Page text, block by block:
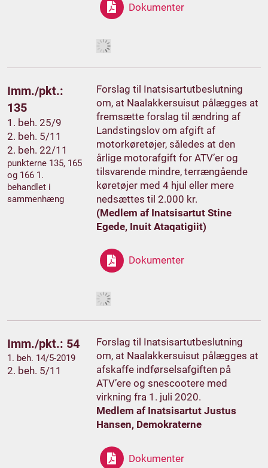
Dokumenter
Imm./pkt.:
135
1. beh. 25/9
2. beh. 5/11
2. beh. 22/11
punkterne 135, 165
og 166 1.
behandlet i
sammenhæng
Forslag til Inatsisartutbeslutning
om, at Naalakkersuisut pålægges at
fremsætte forslag til ændring af
Landstingslov om afgift af
motorkøretøjer, således at den
årlige motorafgift for ATV’er og
tilsvarende mindre, terrængående
køretøjer med 4 hjul eller mere
nedsættes til 2.000 kr.
(Medlem af Inatsisartut Stine
Egede, Inuit Ataqatigiit)
Dokumenter
Imm./pkt.: 54
1. beh. 14/5-2019
2. beh. 5/11
Forslag til Inatsisartutbeslutning
om, at Naalakkersuisut pålægges at
afskaffe indførselsafgiften på
ATV’ere og snescootere med
virkning fra 1. juli 2020.
Medlem af Inatsisartut Justus
Hansen, Demokraterne
Dokumenter